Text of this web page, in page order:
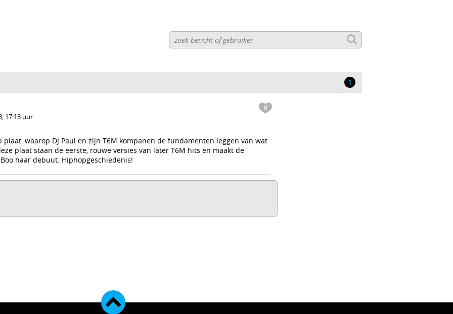
1
0
17:13 uur
waarop DJ Paul en zijn T6M kompanen de fundamenten leggen van wat
plaat staan de eerste, rouwe versies van later T6M hits en maakt de
haar debuut. Hiphopgeschiedenis!